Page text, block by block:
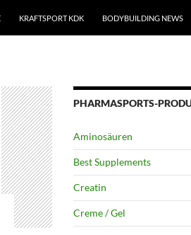
KRAFTSPORT KDK BODYBUILDING NEWS
PHARMASPORTS-
Aminosäuren
Best Supplements
Creatin
Creme / Gel